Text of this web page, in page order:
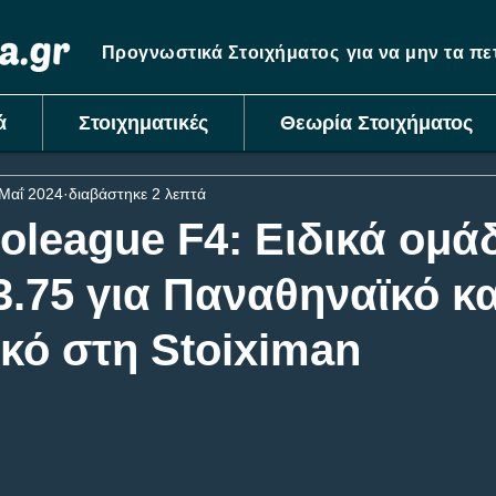
Προγνωστικά Στοιχήματος για να μην τα
Στοιχηματικές Θεωρία Στοιχήματος
F4: Ειδικά
για Παναθηναϊκό
στη Stoiximan
2024 διαβάστηκε 2 λεπτά